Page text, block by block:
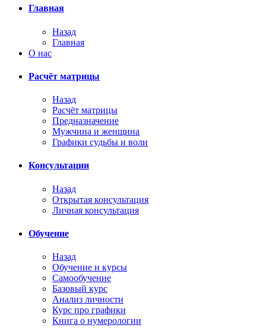
Главная
Назад
Главная
О нас
Расчёт матрицы
Назад
Расчёт матрицы
Предназначение
Мужчина и женщина
Графики судьбы и воли
Консультации
Назад
Открытая консультация
Личная консультация
Обучение
Назад
Обучение и курсы
Самообучение
Базовый курс
Анализ личности
Курс про графики
Книга о нумерологии